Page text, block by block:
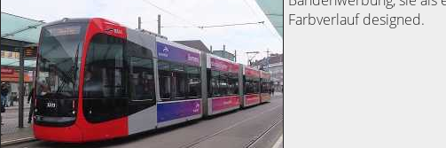
Farbverlauf designed.